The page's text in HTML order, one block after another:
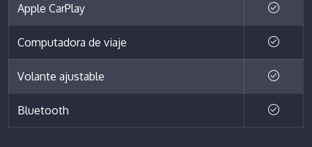
Apple CarPlay
Computadora de viaje
Volante ajustable
Bluetooth